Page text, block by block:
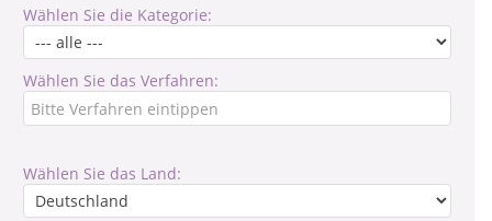
Wählen Sie die Kategorie:
Wählen Sie das Verfahren:
Wählen Sie das Land: